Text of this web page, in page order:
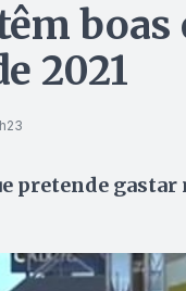
2021
pretende